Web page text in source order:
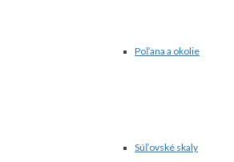
Poľana a okolie
Súľovské skaly